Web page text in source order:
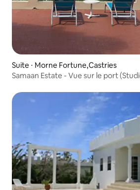
Suite ⋅ Morne Fortune,Castries
Samaan Estate - Vue sur le port